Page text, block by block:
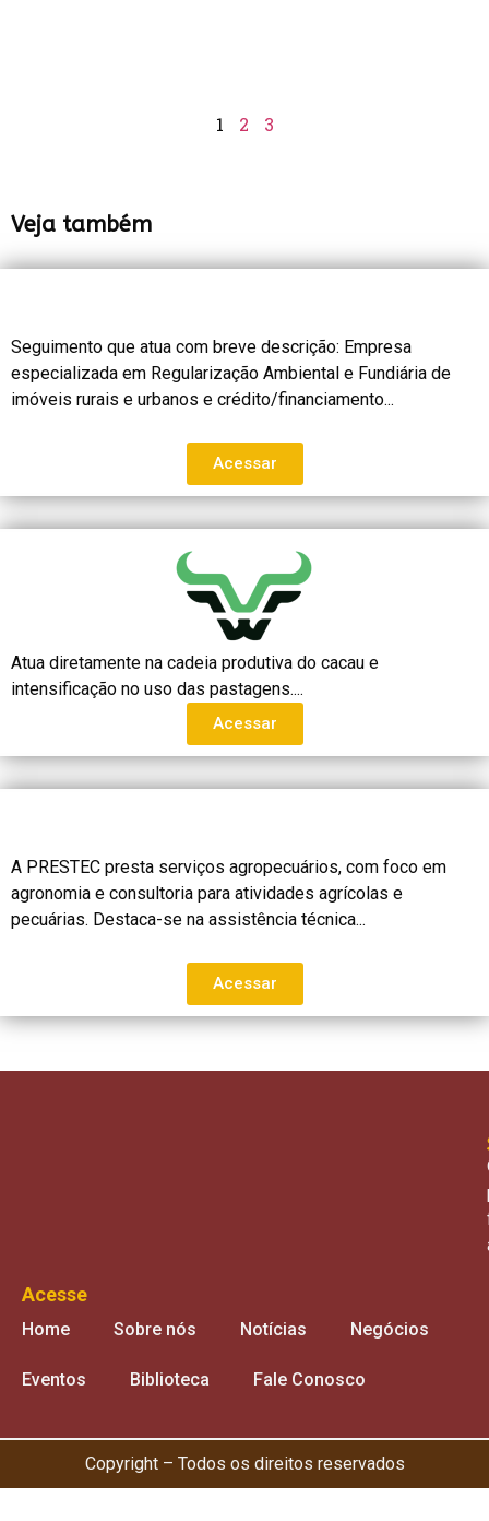
1 2 3
Veja também
Seguimento que atua com breve descrição: Empresa
especializada em Regularização Ambiental e Fundiária de
imóveis rurais e urbanos e crédito/financiamento...
Acessar
Atua diretamente na cadeia produtiva do cacau e
intensificação no uso das pastagens....
Acessar
A PRESTEC presta serviços agropecuários, com foco em
agronomia e consultoria para atividades agrícolas e
pecuárias. Destaca-se na assistência técnica...
Acessar
Acesse
Home Sobre nós Notícias Negócios
Eventos Biblioteca Fale Conosco
Copyright – Todos os direitos reservados